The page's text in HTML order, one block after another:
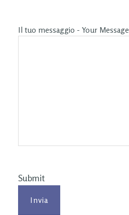
Il tuo messaggio - Your Message
Submit